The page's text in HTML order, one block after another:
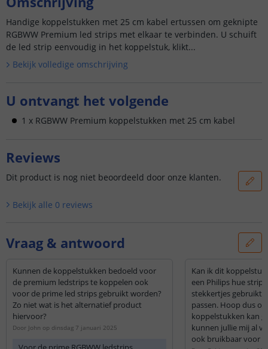
Handige koppelstukken met 25 cm kabel ertussen om geknipte
RGBWW Premium led strips met elkaar te verbinden. U schuift
de led strip eenvoudig in het koppelstuk, klikt...
Bekijk volledige omschrijving
U ontvangt het volgende
1 x RGBWW Premium koppelstukken met 25 cm kabel
Reviews
Dit product is nog niet beoordeeld door onze klanten.
Bekijk alle 0 reviews
Vraag & antwoord
Kunnen de koppelstukken bedoeld voor
de premium ledstrips te koppelen ook
voor de prime led strips gebruikt worden?
Zo niet wat is het alternatief product
hiervoor?
Door John op dinsdag 7 januari 2025
Kan ik dit
een Philips hue
stekkertjes gebruikt
passen. Hoop dus
koppelstukken kan
kunnen jullie mij al
ook bruikbaar voor